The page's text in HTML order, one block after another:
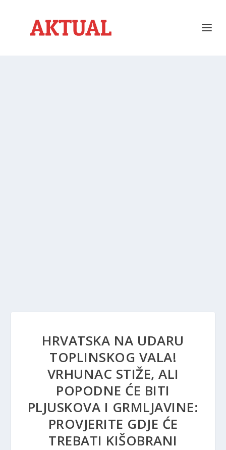
HRVATSKA NA UDARU
TOPLINSKOG VALA!
VRHUNAC STIŽE, ALI
POPODNE ĆE BITI
PLJUSKOVA I GRMLJAVINE:
PROVJERITE GDJE ĆE
TREBATI KIŠOBRANI